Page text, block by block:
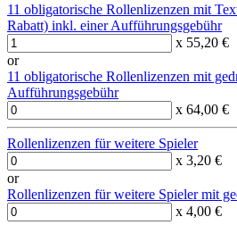
11 obligatorische Rollenlizenzen mit
Rabatt) inkl. einer Aufführungsgebühr
x 55,20 €
or
11 obligatorische Rollenlizenzen mit
Aufführungsgebühr
x 64,00 €
Rollenlizenzen für weitere Spieler
x 3,20 €
or
Rollenlizenzen für weitere Spieler mit
x 4,00 €